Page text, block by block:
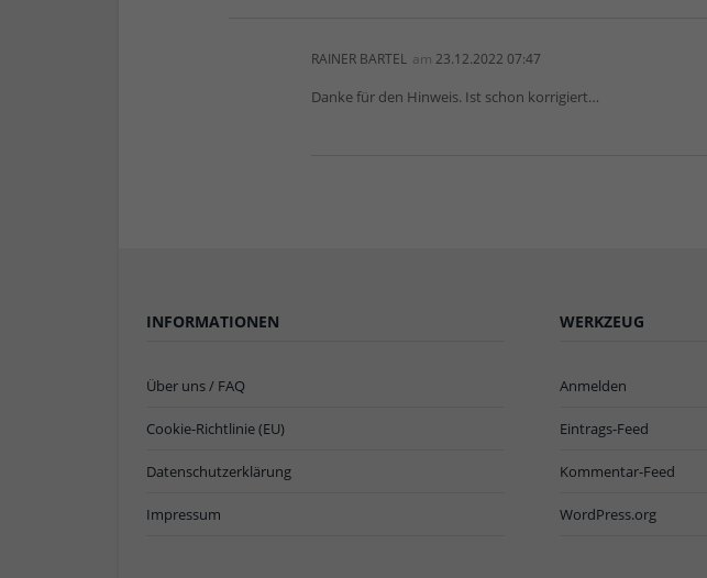
RAINER BARTEL am 23.12.2022 07:47
Danke für den Hinweis. Ist schon korrigiert…
INFORMATIONEN
Über uns / FAQ
Cookie-Richtlinie (EU)
Datenschutzerklärung
Impressum
WERKZEUG
Anmelden
Eintrags-Feed
Kommentar-Feed
WordPress.org